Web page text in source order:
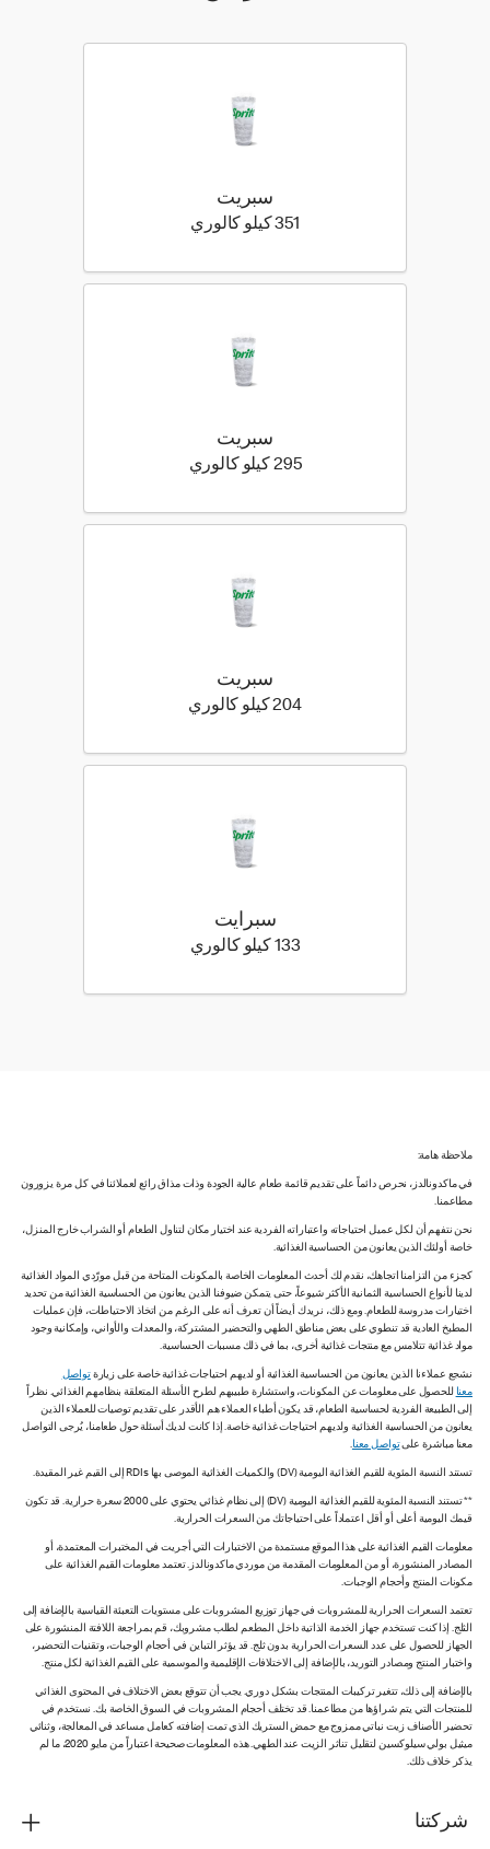
سبريت
351 كيلو كالوري 351 كيلو سعرة حرارية
سبريت
295 كيلو كالوري
سبريت
204 كيلو كالوري 204 كيلو سعرة حرارية
سبرايت
133 كيلو كالوري
ملاحظة هامة:
في ماكدونالدز، نحرص دائماً على تقديم قائمة طعام عالية الجودة وذات مذاق رائع لعملائنا في كل مرة يزورون
مطاعمنا.
نحن نتفهم أن لكل عميل احتياجاته واعتباراته الفردية عند اختيار مكان لتناول الطعام أو الشراب خارج المنزل،
خاصة أولئك الذين يعانون من الحساسية الغذائية.
كجزء من التزامنا اتجاهك، نقدم لك أحدث المعلومات الخاصة بالمكونات المتاحة من قبل مورّدي المواد الغذائية
لدينا لأنواع الحساسية الثمانية الأكثر شيوعاً، حتى يتمكن ضيوفنا الذين يعانون من الحساسية الغذائية من تحديد
اختيارات مدروسة للطعام. ومع ذلك، نريدك أيضاً أن تعرف أنه على الرغم من اتخاذ الاحتياطات، فإن عمليات
المطبخ العادية قد تنطوي على بعض مناطق الطهي والتحضير المشتركة، والمعدات والأواني، وإمكانية وجود
مواد غذائية تتلامس مع منتجات غذائية أخرى، بما في ذلك مسببات الحساسية.
نشجع عملاءنا الذين يعانون من الحساسية الغذائية أو لديهم احتياجات غذائية خاصة على زيارةتواصل
معنا للحصول على معلومات عن المكونات، واستشارة طبيبهم لطرح الأسئلة المتعلقة بنظامهم الغذائي. نظراً
إلى الطبيعة الفردية لحساسية الطعام، قد يكون أطباء العملاء هم الأقدر على تقديم توصيات للعملاء الذين
يعانون من الحساسية الغذائية ولديهم احتياجات غذائية خاصة. إذا كانت لديك أسئلة حول طعامنا، يُرجى التواصل
معنا مباشرة علىتواصل معنا.
تستند النسبة المئوية للقيم الغذائية اليومية (DV) والكميات الغذائية الموصى بها RDIs إلى القيم غير المقيدة.
** تستند النسبة المئوية للقيم الغذائية اليومية (DV) إلى نظام غذائي يحتوي على 2000 سعرة حرارية. قد تكون
قيمك اليومية أعلى أو أقل اعتماداً على احتياجاتك من السعرات الحرارية.
معلومات القيم الغذائية على هذا الموقع مستمدة من الاختبارات التي أجريت في المختبرات المعتمدة، أو
المصادر المنشورة، أو من المعلومات المقدمة من موردي ماكدونالدز. تعتمد معلومات القيم الغذائية على
مكونات المنتج وأحجام الوجبات.
تعتمد السعرات الحرارية للمشروبات في جهاز توزيع المشروبات على مستويات التعبئة القياسية بالإضافة إلى
الثلج. إذا كنت تستخدم جهاز الخدمة الذاتية داخل المطعم لطلب مشروبك، قم بمراجعة اللافتة المنشورة على
الجهاز للحصول على عدد السعرات الحرارية بدون ثلج. قد يؤثر التباين في أحجام الوجبات، وتقنيات التحضير،
واختبار المنتج ومصادر التوريد، بالإضافة إلى الاختلافات الإقليمية والموسمية على القيم الغذائية لكل منتج.
بالإضافة إلى ذلك، تتغير تركيبات المنتجات بشكل دوري. يجب أن تتوقع بعض الاختلاف في المحتوى الغذائي
للمنتجات التي يتم شراؤها من مطاعمنا. قد تختلف أحجام المشروبات في السوق الخاصة بك. نستخدم في
تحضير الأصناف زيت نباتي ممزوج مع حمض الستريك الذي تمت إضافته كعامل مساعد في المعالجة، وثنائي
ميثيل بولي سيلوكسين لتقليل تناثر الزيت عند الطهي. هذه المعلومات صحيحة اعتباراً من مايو 2020، ما لم
يذكر خلاف ذلك.
شركتنا